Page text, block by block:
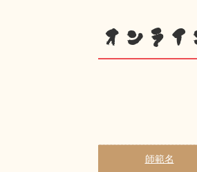
オンラ
師範名